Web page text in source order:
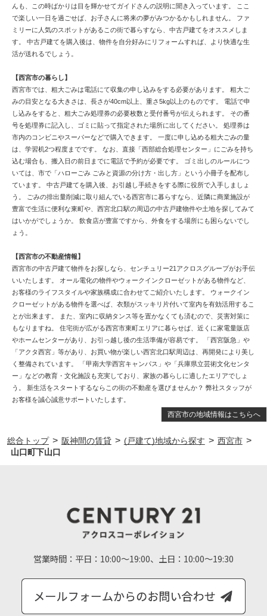
西宮市の地域情報はこちらへ
んも、この時ばかりは目を輝かせてガイドさんの説明に聞き入っています。 ここ
で楽しい一日を過ごせば、お子さんに将来の夢がみつかるかもしれません。 ファ
ミリーに人気のスポットがあるこの街で暮らすなら、中古戸建てをオススメしま
す。 中古戸建てを購入後は、物件を自分好みにリフォームすれば、より快適な生
活が送れるでしょう。
【西宮市の暮らし】
西宮市では、粗大ごみは電話にて収集の申し込みをする必要があります。 粗大ご
みの目安となる大きさは、長さが40cm以上、重さ5kg以上のものです。 電話で申
し込みをすると、粗大ごみ処理券の必要枚数と受付番号が伝えられます。 その番
号を処理券に記入し、ゴミに貼って指定された場所に出してください。 処理券は
市内のコンビニやスーパーなどで購入できます。 一度に申し込める粗大ごみの量
は、学習机2つ程度までです。 なお、直接「西部総合処理センター」にごみを持ち
込む場合も、搬入日の前日までに電話で予約が必要です。 ゴミ出しのルールにつ
いては、市で「ハローごみ ごみと資源の分け方・出し方」という小冊子を配布し
ています。 中古戸建てを購入後、お引越し手続きをする際に役所で入手しましょ
う。 ごみの排出量削減に取り組んでいる西宮市に暮らすなら、近隣に商業施設が
豊富で生活に便利な東町や、西宮北口駅の周辺の中古戸建物件や土地を探してみて
はいかがでしょうか。 飲食店が豊富ですから、外食をする場所にも困らないでし
ょう。
【西宮市の不動産情報】
西宮市の中古戸建て物件をお探しなら、センチュリー21アクロスグループがお手伝
いいたします。 オール電化の物件やウォークインクローゼットがある物件など、
お客様のライフスタイルや家族構成に合わせてご紹介いたします。 ウォークイン
クローゼットがある物件を選べば、衣類がスッキリ片付いて室内を有効活用するこ
とが出来ます。 また、室内に収納タンス等を置かなくても済むので、災害対策に
もなりますね。 住宅街が広がる西宮市東町エリアに暮らせば、近くに家電量販店
やホームセンターがあり、お引っ越し後の生活準備が容易です。 「西宮阪急」や
「アクタ西宮」等があり、お買い物が楽しい西宮北口駅周辺は、再開発により美し
く整備されています。 「甲南大学西宮キャンパス」や「兵庫県立芸術文化センタ
ー」などの教育・文化施設も充実しており、家族の暮らしに適したエリアでしょ
う。 新生活をスタートするならこの街の不動産を選びませんか？ 弊社スタッフが
お客様を誠心誠意サポートいたします。
総合トップ > 阪神間の賃貸 > (戸建て)地域から探す > 西宮市 >
山口町下山口
営業時間： 平日：10:00～19:00、土日：10:00～19:30